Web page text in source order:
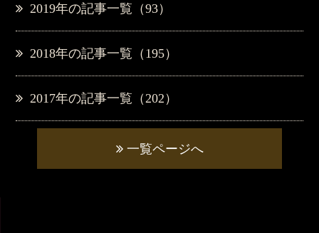
2019年の記事一覧（93）
2018年の記事一覧（195）
2017年の記事一覧（202）
一覧ページへ